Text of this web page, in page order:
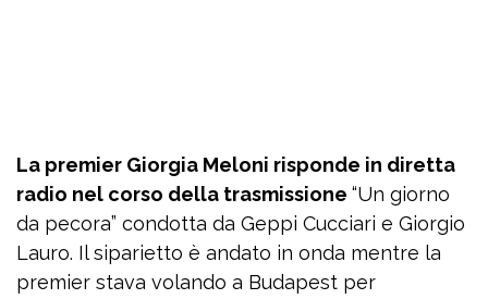
La premier Giorgia Meloni risponde in diretta
radio nel corso della trasmissione “Un giorno
da pecora” condotta da Geppi Cucciari e Giorgio
Lauro. Il siparietto è andato in onda mentre la
premier stava volando a Budapest per